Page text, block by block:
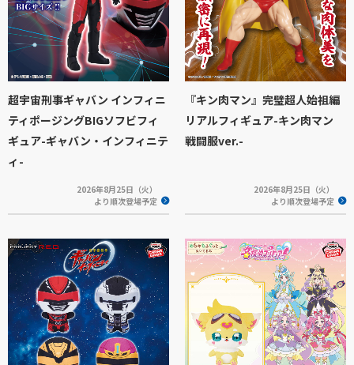
超宇宙刑事ギャバン インフィニ
ティポージングBIGソフビフィ
ギュア-ギャバン・インフィニテ
ィ-
2026年8月25日（火）
より順次登場予定
『キン肉マン』完璧超人始祖編
リアルフィギュア-キン肉マン
戦闘服ver.-
2026年8月25日（火）
より順次登場予定